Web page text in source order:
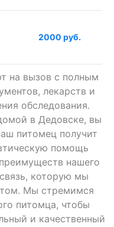
2000 руб.
1000 руб.
1000 руб.
на вызов с полным
лекарств и
обследования.
в Дедовске, вы
питомец получит
помощь
нашего
которую мы
Мы стремимся
питомца, чтобы
и качественный